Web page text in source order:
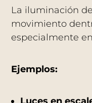
La iluminación
movimiento
especialmente
Ejemplos: